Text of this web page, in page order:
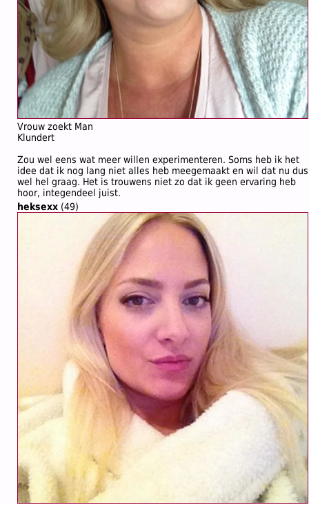
Vrouw zoekt Man
Klundert
Zou wel eens wat meer willen experimenteren. Soms heb ik het
idee dat ik nog lang niet alles heb meegemaakt en wil dat nu dus
wel hel graag. Het is trouwens niet zo dat ik geen ervaring heb
hoor, integendeel juist.
heksexx (49)